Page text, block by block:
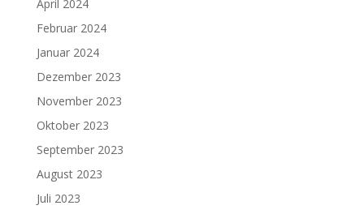
April 2024
Februar 2024
Januar 2024
Dezember 2023
November 2023
Oktober 2023
September 2023
August 2023
Juli 2023